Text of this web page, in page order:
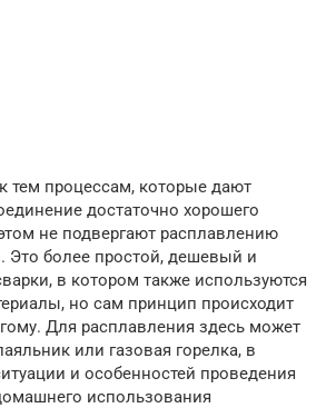
тем процессам, которые дают
достаточно хорошего
не подвергают расплавлению
Это более простой, дешевый и
в котором также используются
но сам принцип происходит
Для расплавления здесь может
или газовая горелка, в
и особенностей проведения
использования